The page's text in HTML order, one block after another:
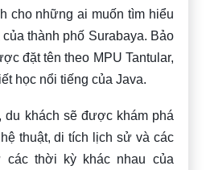
cho những ai muốn tìm hiểu
thành phố Surabaya. Bảo
đặt tên theo MPU Tantular,
học nổi tiếng của Java.
du khách sẽ được khám phá
thuật, di tích lịch sử và các
các thời kỳ khác nhau của